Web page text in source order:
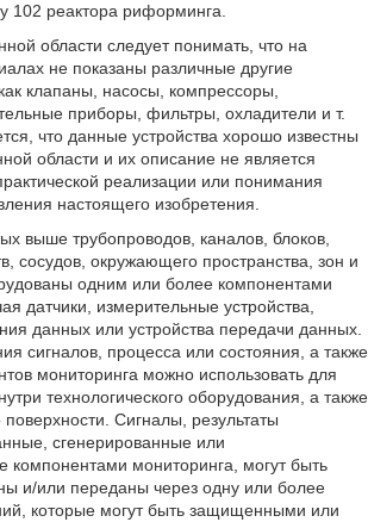
102 реактора риформинга.
области следует понимать, что на
не показаны различные другие
клапаны, насосы, компрессоры,
приборы, фильтры, охладители и т.
что данные устройства хорошо известны
области и их описание не является
реализации или понимания
настоящего изобретения.
выше трубопроводов, каналов, блоков,
сосудов, окружающего пространства, зон и
одним или более компонентами
датчики, измерительные устройства,
данных или устройства передачи данных.
сигналов, процесса или состояния, а также
мониторинга можно использовать для
технологического оборудования, а также
поверхности. Сигналы, результаты
сгенерированные или
компонентами мониторинга, могут быть
и/или переданы через одну или более
которые могут быть защищенными или